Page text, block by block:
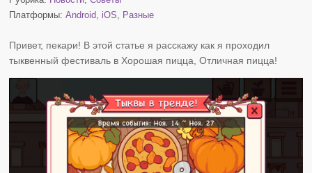
Платформы:Android, iOS, Разные
Привет, пекари! В этой статье я расскажу как я проходил
тыквенный фестиваль в Хорошая пицца, Отличная пицца!